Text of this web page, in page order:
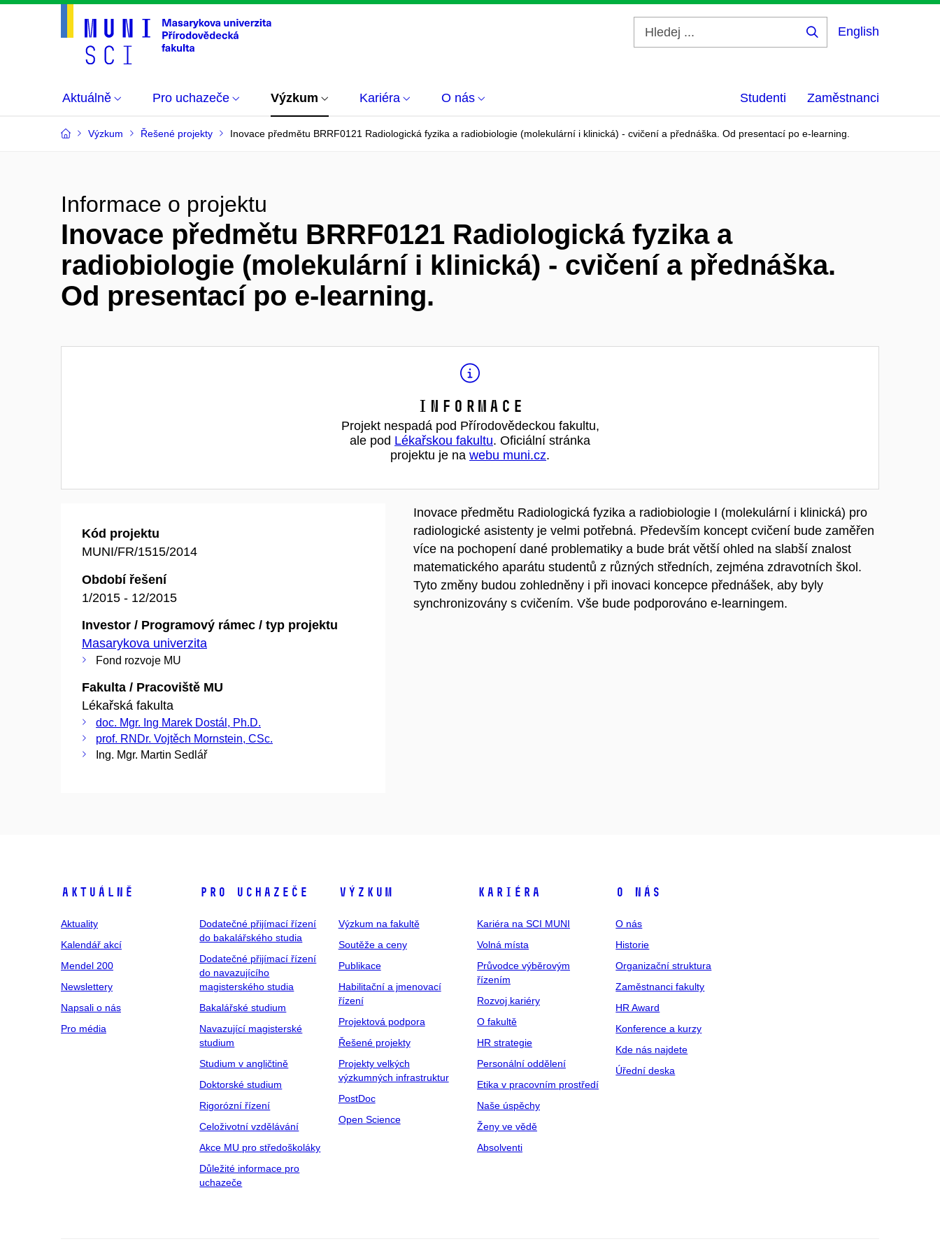
English
Aktuálně Pro uchazeče Výzkum Kariéra O nás Studenti Zaměstnanci
Výzkum Řešené projekty Inovace předmětu BRRF0121 Radiologická fyzika a radiobiologie (molekulární i klinická) - cvičení a přednáška. Od presentací po e-learning.
Informace o projektu
Inovace předmětu BRRF0121 Radiologická fyzika a
radiobiologie (molekulární i klinická) - cvičení a přednáška.
Od presentací po e-learning.
Informace
Projekt nespadá pod Přírodovědeckou fakultu,
ale pod Lékařskou fakultu. Oficiální stránka
projektu je na webu muni.cz.
Kód projektu
MUNI/FR/1515/2014
Období řešení
1/2015 - 12/2015
Investor / Programový rámec / typ projektu
Masarykova univerzita
Fond rozvoje MU
Fakulta / Pracoviště MU
Lékařská fakulta
doc. Mgr. Ing Marek Dostál, Ph.D.
prof. RNDr. Vojtěch Mornstein, CSc.
Ing. Mgr. Martin Sedlář
Inovace předmětu Radiologická fyzika a radiobiologie I (molekulární i klinická) pro
radiologické asistenty je velmi potřebná. Především koncept cvičení bude zaměřen
více na pochopení dané problematiky a bude brát větší ohled na slabší znalost
matematického aparátu studentů z různých středních, zejména zdravotních škol.
Tyto změny budou zohledněny i při inovaci koncepce přednášek, aby byly
synchronizovány s cvičením. Vše bude podporováno e-learningem.
Aktuálně
Aktuality
Kalendář akcí
Mendel 200
Newslettery
Napsali o nás
Pro média
Pro uchazeče
Dodatečné přijímací řízení
do bakalářského studia
Dodatečné přijímací řízení
do navazujícího
magisterského studia
Bakalářské studium
Navazující magisterské
studium
Studium v angličtině
Doktorské studium
Rigorózní řízení
Celoživotní vzdělávání
Akce MU pro středoškoláky
Důležité informace pro
uchazeče
Výzkum
Výzkum na fakultě
Soutěže a ceny
Publikace
Habilitační a jmenovací
řízení
Projektová podpora
Řešené projekty
Projekty velkých
výzkumných infrastruktur
PostDoc
Open Science
Kariéra
Kariéra na SCI MUNI
Volná místa
Průvodce výběrovým
řízením
Rozvoj kariéry
O fakultě
HR strategie
Personální oddělení
Etika v pracovním prostředí
Naše úspěchy
Ženy ve vědě
Absolventi
O nás
O nás
Historie
Organizační struktura
Zaměstnanci fakulty
HR Award
Konference a kurzy
Kde nás najdete
Úřední deska